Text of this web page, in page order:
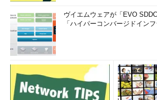
ヴイエムウェアが「EVO
「ハイパーコンバージドイン